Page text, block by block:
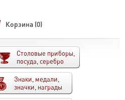
Корзина (0)
Столовые приборы,
посуда, серебро
Знаки, медали,
значки, награды